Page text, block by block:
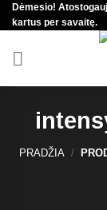
Skip
to
content
Dėmesio!
kartus per savaitę.
PRADŽIA /